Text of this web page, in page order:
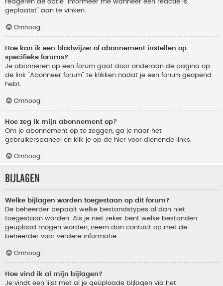
reageren de optie “Informeer me wanneer een reactie is
geplaatst” aan te vinken.
Omhoog
Hoe kan ik een bladwijzer of abonnement instellen op
specifieke forums?
Je abonneren op een forum gaat door onderaan de pagina op
de link “Abonneer forum” te klikken nadat je een forum geopend
hebt.
Omhoog
Hoe zeg ik mijn abonnement op?
Om je abonnement op te zeggen, ga je naar het
gebruikerspaneel en klik je op de hier voor dienende links.
Omhoog
Bijlagen
Welke bijlagen worden toegestaan op dit forum?
De beheerder bepaalt welke bestandstypes al dan niet
toegestaan worden. Als je niet zeker bent welke bestanden
geüpload mogen worden, neem dan contact op met de
beheerder voor verdere informatie.
Omhoog
Hoe vind ik al mijn bijlagen?
Je vindt een lijst met al je geüploade bijlagen via het